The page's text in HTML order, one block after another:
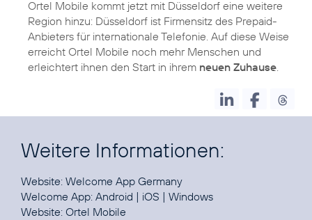
Ortel Mobile kommt jetzt mit Düsseldorf eine weitere
Region hinzu: Düsseldorf ist Firmensitz des Prepaid-
Anbieters für internationale Telefonie. Auf diese Weise
erreicht Ortel Mobile noch mehr Menschen und
erleichtert ihnen den Start in ihrem neuen Zuhause.
Weitere Informationen:
Website: Welcome App Germany
Welcome App: Android | iOS | Windows
Website: Ortel Mobile